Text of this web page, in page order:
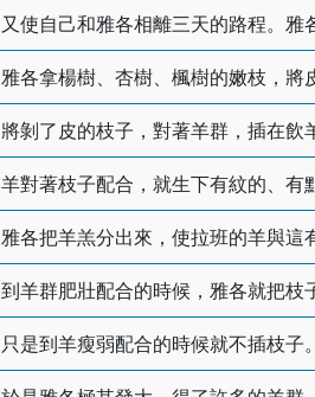
又使自己和雅各相離三天的路程。雅
雅各拿楊樹、杏樹、楓樹的嫩枝，將
將剝了皮的枝子，對著羊群，插在飲
羊對著枝子配合，就生下有紋的、有
雅各把羊羔分出來，使拉班的羊與這
到羊群肥壯配合的時候，雅各就把枝
只是到羊瘦弱配合的時候就不插枝子